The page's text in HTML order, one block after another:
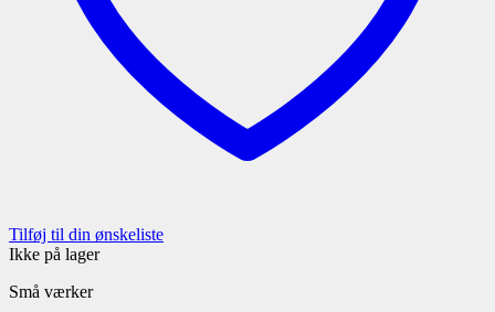
Tilføj til din ønskeliste
Ikke på lager
Små værker